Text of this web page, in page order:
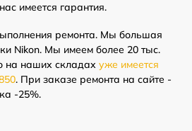
имеется гарантия.
ремонта. Мы большая
Nikon. Мы имеем более 20 тыс.
на наших складах уже имеется
. При заказе ремонта на сайте -
-25%.